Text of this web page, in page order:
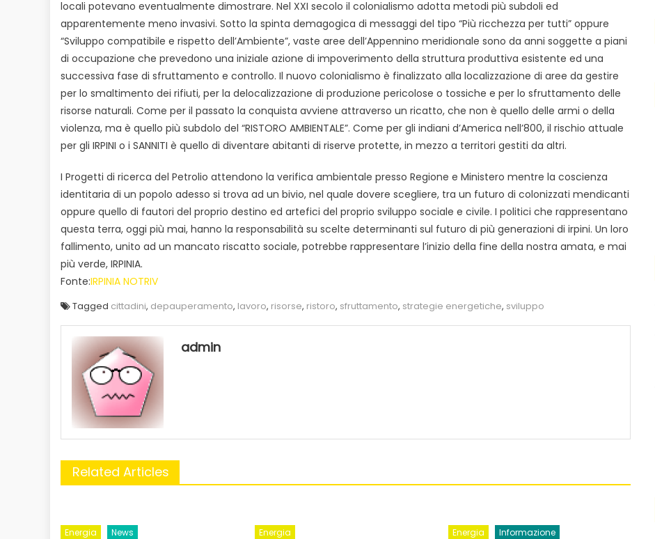
locali potevano eventualmente dimostrare. Nel XXI secolo il colonialismo adotta metodi più subdoli ed
apparentemente meno invasivi. Sotto la spinta demagogica di messaggi del tipo “Più ricchezza per tutti” oppure
“Sviluppo compatibile e rispetto dell’Ambiente”, vaste aree dell’Appennino meridionale sono da anni soggette a piani
di occupazione che prevedono una iniziale azione di impoverimento della struttura produttiva esistente ed una
successiva fase di sfruttamento e controllo. Il nuovo colonialismo è finalizzato alla localizzazione di aree da gestire
per lo smaltimento dei rifiuti, per la delocalizzazione di produzione pericolose o tossiche e per lo sfruttamento delle
risorse naturali. Come per il passato la conquista avviene attraverso un ricatto, che non è quello delle armi o della
violenza, ma è quello più subdolo del “RISTORO AMBIENTALE”. Come per gli indiani d’America nell’800, il rischio attuale
per gli IRPINI o i SANNITI è quello di diventare abitanti di riserve protette, in mezzo a territori gestiti da altri.
I Progetti di ricerca del Petrolio attendono la verifica ambientale presso Regione e Ministero mentre la coscienza
identitaria di un popolo adesso si trova ad un bivio, nel quale dovere scegliere, tra un futuro di colonizzati mendicanti
oppure quello di fautori del proprio destino ed artefici del proprio sviluppo sociale e civile. I politici che rappresentano
questa terra, oggi più mai, hanno la responsabilità su scelte determinanti sul futuro di più generazioni di irpini. Un loro
fallimento, unito ad un mancato riscatto sociale, potrebbe rappresentare l’inizio della fine della nostra amata, e mai
più verde, IRPINIA.
Fonte:IRPINIA NOTRIV
Tagged cittadini, depauperamento, lavoro, risorse, ristoro, sfruttamento, strategie energetiche, sviluppo
admin
Related Articles
Energia News Energia Energia Informazione